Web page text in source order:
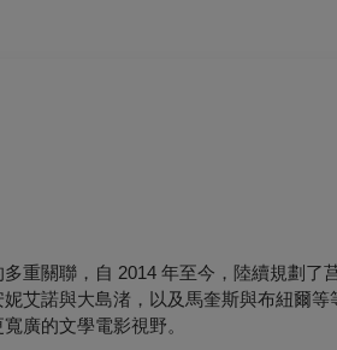
重關聯，自 2014 年至今，陸續規劃了
艾諾與大島渚，以及馬奎斯與布紐爾
廣的文學電影視野。